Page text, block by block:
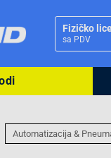
Fizičko
sa PDV
prilagođava
Automatizacija &